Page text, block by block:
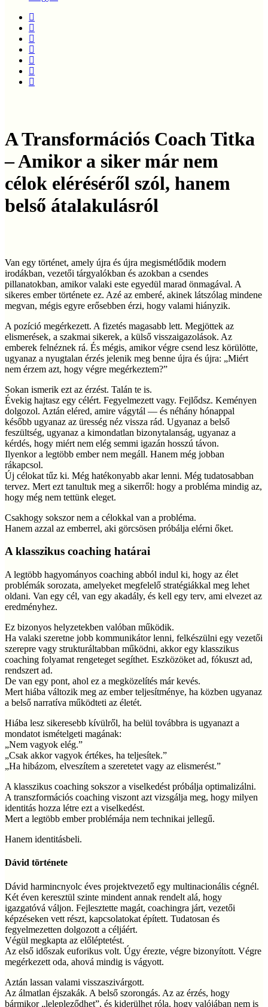
twitter
facebook
linkedin
youtube
instagram
phone
email
A Transformációs Coach Titka
– Amikor a siker már nem
célok eléréséről szól, hanem
belső átalakulásról
Van egy történet, amely újra és újra megismétlődik modern
irodákban, vezetői tárgyalókban és azokban a csendes
pillanatokban, amikor valaki este egyedül marad önmagával. A
sikeres ember története ez. Azé az emberé, akinek látszólag mindene
megvan, mégis egyre erősebben érzi, hogy valami hiányzik.
A pozíció megérkezett. A fizetés magasabb lett. Megjöttek az
elismerések, a szakmai sikerek, a külső visszaigazolások. Az
emberek felnéznek rá. És mégis, amikor végre csend lesz körülötte,
ugyanaz a nyugtalan érzés jelenik meg benne újra és újra: „Miért
nem érzem azt, hogy végre megérkeztem?”
Sokan ismerik ezt az érzést. Talán te is.
Évekig hajtasz egy célért. Fegyelmezett vagy. Fejlődsz. Keményen
dolgozol. Aztán eléred, amire vágytál — és néhány hónappal
később ugyanaz az üresség néz vissza rád. Ugyanaz a belső
feszültség, ugyanaz a kimondatlan bizonytalanság, ugyanaz a
kérdés, hogy miért nem elég semmi igazán hosszú távon.
Ilyenkor a legtöbb ember nem megáll. Hanem még jobban
rákapcsol.
Új célokat tűz ki. Még hatékonyabb akar lenni. Még tudatosabban
tervez. Mert ezt tanultuk meg a sikerről: hogy a probléma mindig az,
hogy még nem tettünk eleget.
Csakhogy sokszor nem a célokkal van a probléma.
Hanem azzal az emberrel, aki görcsösen próbálja elérni őket.
A klasszikus coaching határai
A legtöbb hagyományos coaching abból indul ki, hogy az élet
problémák sorozata, amelyeket megfelelő stratégiákkal meg lehet
oldani. Van egy cél, van egy akadály, és kell egy terv, ami elvezet az
eredményhez.
Ez bizonyos helyzetekben valóban működik.
Ha valaki szeretne jobb kommunikátor lenni, felkészülni egy vezetői
szerepre vagy strukturáltabban működni, akkor egy klasszikus
coaching folyamat rengeteget segíthet. Eszközöket ad, fókuszt ad,
rendszert ad.
De van egy pont, ahol ez a megközelítés már kevés.
Mert hiába változik meg az ember teljesítménye, ha közben ugyanaz
a belső narratíva működteti az életét.
Hiába lesz sikeresebb kívülről, ha belül továbbra is ugyanazt a
mondatot ismételgeti magának:
„Nem vagyok elég.”
„Csak akkor vagyok értékes, ha teljesítek.”
„Ha hibázom, elveszítem a szeretetet vagy az elismerést.”
A klasszikus coaching sokszor a viselkedést próbálja optimalizálni.
A transzformációs coaching viszont azt vizsgálja meg, hogy milyen
identitás hozza létre ezt a viselkedést.
Mert a legtöbb ember problémája nem technikai jellegű.
Hanem identitásbeli.
Dávid története
Dávid harmincnyolc éves projektvezető egy multinacionális cégnél.
Két éven keresztül szinte mindent annak rendelt alá, hogy
igazgatóvá váljon. Fejlesztette magát, coachingra járt, vezetői
képzéseken vett részt, kapcsolatokat épített. Tudatosan és
fegyelmezetten dolgozott a céljáért.
Végül megkapta az előléptetést.
Az első időszak euforikus volt. Úgy érezte, végre bizonyított. Végre
megérkezett oda, ahová mindig is vágyott.
Aztán lassan valami visszaszivárgott.
Az álmatlan éjszakák. A belső szorongás. Az az érzés, hogy
bármikor „lelepleződhet”, és kiderülhet róla, hogy valójában nem is